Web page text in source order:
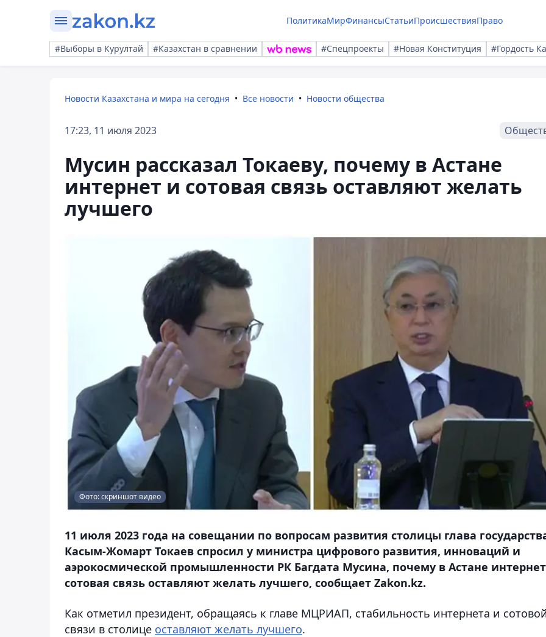
ПолитикаМирФинансыСтатьиПроисшествияПраво
#Выборы в Курултай #Казахстан в сравнении #Спецпроекты #Новая Конституция #Гордость
Новости Казахстана и мира на сегодня Все новости Новости общества
17:23, 11 июля 2023
Мусин рассказал Токаеву, почему в Астане
интернет и сотовая связь оставляют желать
лучшего
Фото: скриншот видео
11 июля 2023 года на совещании по вопросам развития столицы глава
Касым-Жомарт Токаев спросил у министра цифрового развития, инноваций и
аэрокосмической промышленности РК Багдата Мусина, почему в Астане
сотовая связь оставляют желать лучшего, сообщает Zakon.kz.
Как отметил президент, обращаясь к главе МЦРИАП, стабильность интернета и
связи в столице оставляют желать лучшего.